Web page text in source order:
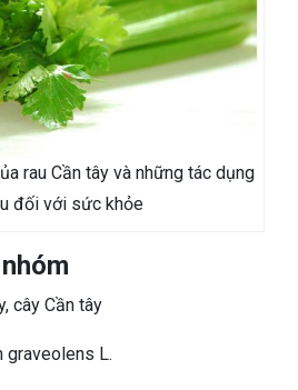
rau Cần tây và những tác dụng
đối với sức khỏe
cây Cần tây
graveolens L.